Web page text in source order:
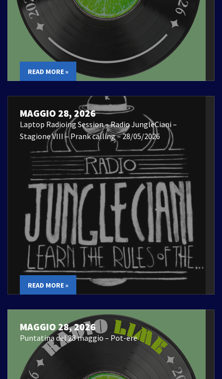
READ MORE »
MAGGIO 28, 2026
Laptop Radioing Session – Radio JungleCiani –
Stagione VIII – Prank calling – 28/05/2026
READ MORE »
MAGGIO 28, 2026
Puntatina del 28 maggio – Pot-ere